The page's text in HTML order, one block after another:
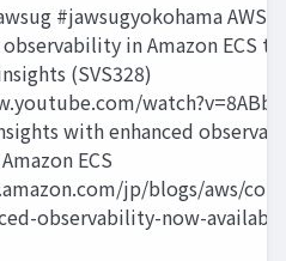
#jawsugyokohama AWS
observability in Amazon ECS
(SVS328)
with enhanced
ECS
jp/blogs/aws/
observability-now-